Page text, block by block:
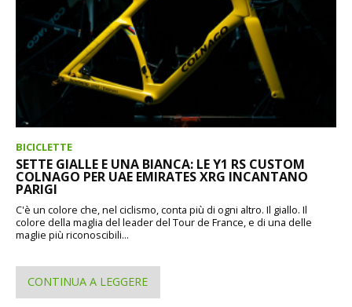
BICICLETTE
SETTE GIALLE E UNA BIANCA: LE Y1 RS CUSTOM
COLNAGO PER UAE EMIRATES XRG INCANTANO
PARIGI
C'è un colore che, nel ciclismo, conta più di ogni altro. Il giallo. Il
colore della maglia del leader del Tour de France, e di una delle
maglie più riconoscibili...
CONTINUA A LEGGERE